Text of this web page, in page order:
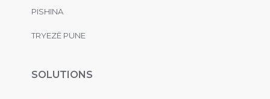
PISHINA
TRYEZË PUNE
SOLUTIONS